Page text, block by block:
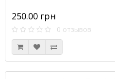
250.00 грн
0 отзывов